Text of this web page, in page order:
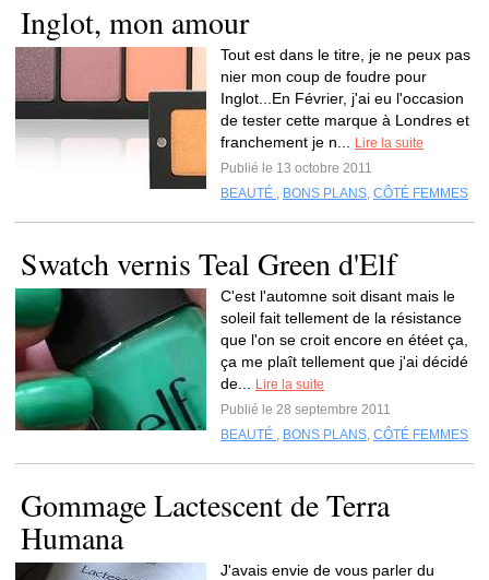
Inglot, mon amour
Tout est dans le titre, je ne peux pas
nier mon coup de foudre pour
Inglot...En Février, j'ai eu l'occasion
de tester cette marque à Londres et
franchement je n...
Lire la suite
Publié le 13 octobre 2011
BEAUTÉ , BONS PLANS, CÔTÉ FEMMES
Swatch vernis Teal Green d'Elf
C'est l'automne soit disant mais le
soleil fait tellement de la résistance
que l'on se croit encore en étéet ça,
ça me plaît tellement que j'ai décidé
de...
Lire la suite
Publié le 28 septembre 2011
BEAUTÉ , BONS PLANS, CÔTÉ FEMMES
Gommage Lactescent de Terra
Humana
J'avais envie de vous parler du